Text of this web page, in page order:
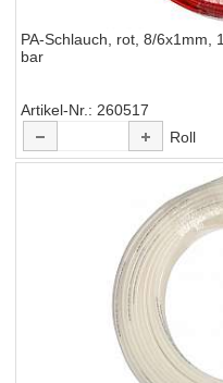
PA-Schlauch, rot, 8/6x1mm,
bar
Artikel-Nr. 260517
Roll